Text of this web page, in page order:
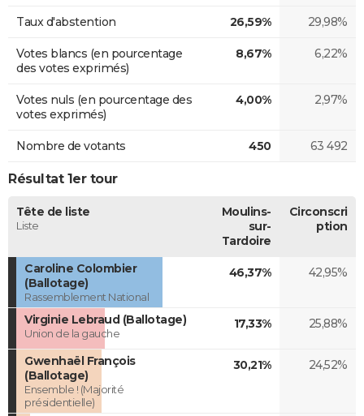
Taux d'abstention 26,59% 29,98%
Votes blancs (en pourcentage
des votes exprimés)
8,67% 6,22%
Votes nuls (en pourcentage des
votes exprimés)
4,00% 2,97%
Nombre de votants 450 63 492
Résultat 1er tour
Tête de liste
Liste
Moulins-
sur-
Tardoire
Circonscri
ption
Caroline Colombier
(Ballotage)
Rassemblement National
46,37% 42,95%
Virginie Lebraud (Ballotage)
Union de la gauche
17,33% 25,88%
Gwenhaël François
(Ballotage)
Ensemble ! (Majorité
présidentielle)
30,21% 24,52%